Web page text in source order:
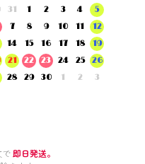
31 1 2 3 4
5
7 8 9 10 11
12
14 15 16 17 18
19
21 22 23 24 25
26
28 29 30 1 2 3
で 即日発送。